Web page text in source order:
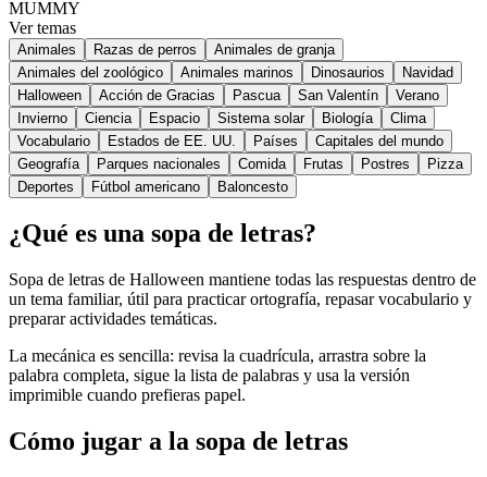
MUMMY
Ver temas
Animales Razas de perros
Animales de granja
Animales del zoológico
Animales marinos Dinosaurios
Navidad
Halloween
Acción de Gracias Pascua San Valentín
Verano
Invierno
Ciencia Espacio Sistema solar Biología
Clima
Vocabulario
Estados de EE. UU. Países
Capitales del mundo
Geografía
Parques nacionales Comida Frutas Postres
Pizza
Deportes
Fútbol americano Baloncesto
¿Qué es una sopa de letras?
Sopa de letras de Halloween mantiene todas las respuestas dentro de
un tema familiar, útil para practicar ortografía, repasar vocabulario y
preparar actividades temáticas.
La mecánica es sencilla: revisa la cuadrícula, arrastra sobre la
palabra completa, sigue la lista de palabras y usa la versión
imprimible cuando prefieras papel.
Cómo jugar a la sopa de letras